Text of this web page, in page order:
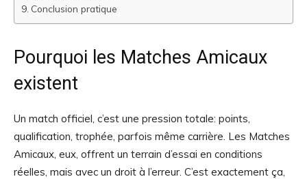
Conclusion pratique
Pourquoi les Matches Amicaux
existent
Un match officiel, c’est une pression totale: points,
qualification, trophée, parfois même carrière. Les Matches
Amicaux, eux, offrent un terrain d’essai en conditions
réelles, mais avec un droit à l’erreur. C’est exactement ça,